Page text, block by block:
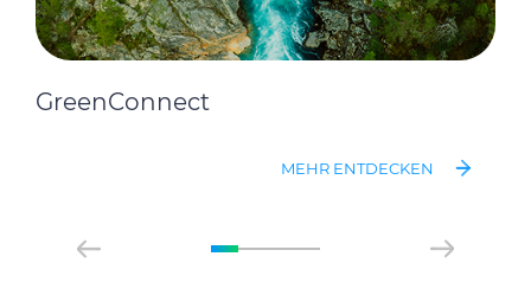
GreenConnect
MEHR ENTDECKEN